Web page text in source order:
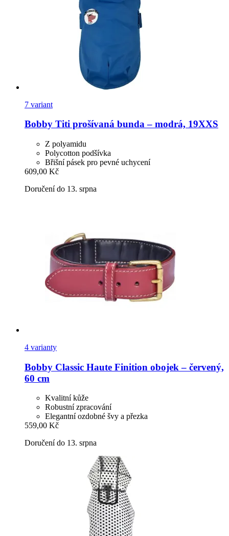
7 variant
Bobby Titi prošívaná bunda – modrá, 19XXS
Z polyamidu
Polycotton podšívka
Břišní pásek pro pevné uchycení
609,00 Kč
Doručení do 13. srpna
4 varianty
Bobby Classic Haute Finition obojek – červený,
60 cm
Kvalitní kůže
Robustní zpracování
Elegantní ozdobné švy a přezka
559,00 Kč
Doručení do 13. srpna